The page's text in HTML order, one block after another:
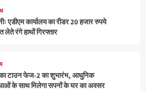
एडीएम कार्यालय का रीडर 20 हजार रुपये
लेते रंगे हाथों गिरफ्तार
टाउन फेज-2 का शुभारंभ, आधुनिक
के साथ मिलेगा सपनों के घर का अवसर